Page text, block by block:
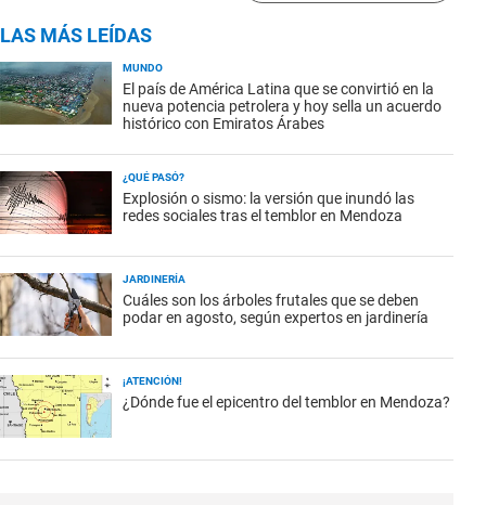
LAS MÁS LEÍDAS
MUNDO
El país de América Latina que se convirtió en la
nueva potencia petrolera y hoy sella un acuerdo
histórico con Emiratos Árabes
¿QUÉ PASÓ?
Explosión o sismo: la versión que inundó las
redes sociales tras el temblor en Mendoza
JARDINERÍA
Cuáles son los árboles frutales que se deben
podar en agosto, según expertos en jardinería
¡ATENCIÓN!
¿Dónde fue el epicentro del temblor en Mendoza?